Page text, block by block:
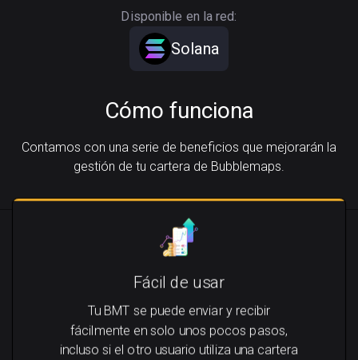
Disponible en la red:
Solana
Cómo funciona
Contamos con una serie de beneficios que mejorarán la
gestión de tu cartera de Bubblemaps.
Fácil de usar
Tu BMT se puede enviar y recibir
fácilmente en solo unos pocos pasos,
incluso si el otro usuario utiliza una cartera